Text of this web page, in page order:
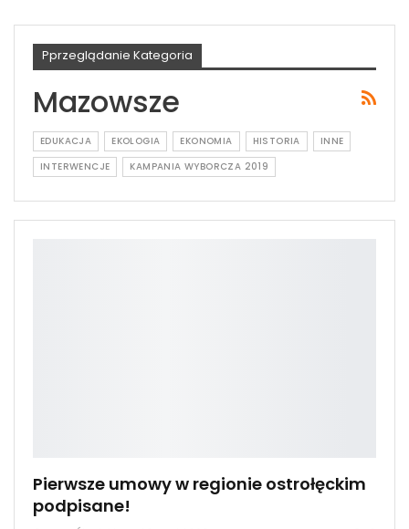
Pprzeglądanie Kategoria
Mazowsze
EDUKACJA EKOLOGIA EKONOMIA HISTORIA
INNE
INTERWENCJE
KAMPANIA WYBORCZA 2019
Pierwsze umowy w regionie ostrołęckim
podpisane!